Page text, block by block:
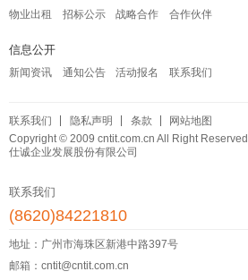
物业出租 招标公示 战略合作 合作伙伴
信息公开
新闻资讯 通知公告 活动报名 联系我们
联系我们 隐私声明 条款
网站地图
Copyright © 2009 cntit.com.cn All Right Reserved
仕诚企业发展股份有限公司
联系我们
(8620)84221810
地址：广州市海珠区新港中路397号
邮箱：cntit@cntit.com.cn